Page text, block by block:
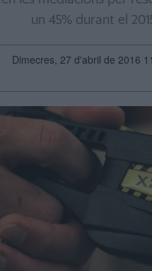
un 45% durant el
Dimecres, 27 d'abril de 2016